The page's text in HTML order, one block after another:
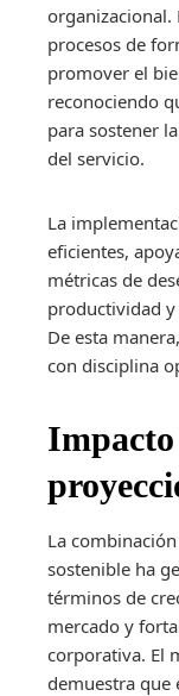
organizacional.
procesos de
promover el
reconociendo
para sostener
del servicio.
La
eficientes,
métricas de
productividad y
De esta
con disciplina
La
sostenible ha
términos de
mercado y
corporativa. El
demuestra que